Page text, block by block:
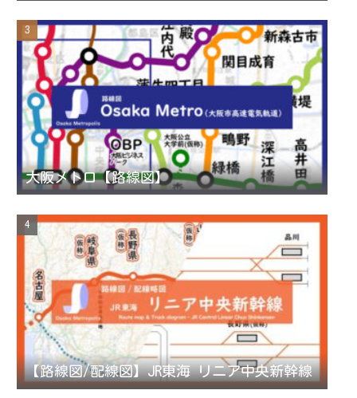
大阪メトロ【路線図】
【路線図/配線図】JR東海 リニア中央新幹線